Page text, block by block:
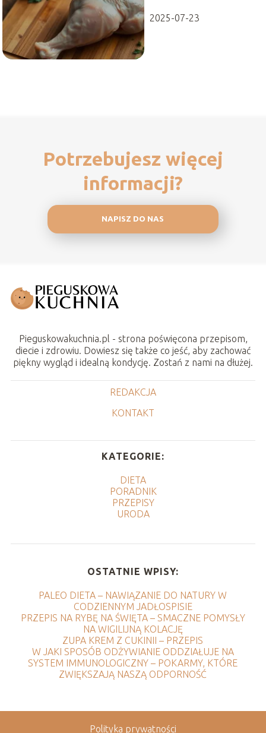
2025-07-23
Potrzebujesz więcej
informacji?
NAPISZ DO NAS
Pieguskowakuchnia.pl - strona poświęcona przepisom,
diecie i zdrowiu. Dowiesz się także co jeść, aby zachować
piękny wygląd i idealną kondycję. Zostań z nami na dłużej.
REDAKCJA
KONTAKT
KATEGORIE:
DIETA
PORADNIK
PRZEPISY
URODA
OSTATNIE WPISY:
PALEO DIETA – NAWIĄZANIE DO NATURY W
CODZIENNYM JADŁOSPISIE
PRZEPIS NA RYBĘ NA ŚWIĘTA – SMACZNE POMYSŁY
NA WIGILIJNĄ KOLACJĘ
ZUPA KREM Z CUKINII – PRZEPIS
W JAKI SPOSÓB ODŻYWIANIE ODDZIAŁUJE NA
SYSTEM IMMUNOLOGICZNY – POKARMY, KTÓRE
ZWIĘKSZAJĄ NASZĄ ODPORNOŚĆ
Polityka prywatności